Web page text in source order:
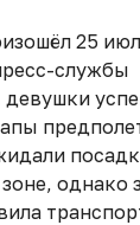
25
службы
однако